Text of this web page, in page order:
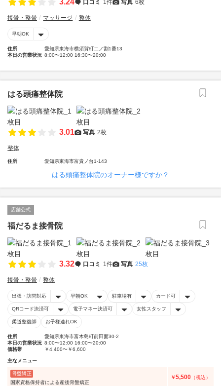
3.24 口コミ 1件 写真 6枚
接骨・整骨 マッサージ 整体
早朝OK
住所
愛知県東海市横須賀町二ノ割1番13
本日の営業状況 8:00〜12:00 16:30〜20:00
はる頭痛整体院
3.01 写真 2枚
整体
住所 愛知県東海市富貴ノ台1-143
はる頭痛整体院のオーナー様ですか？
店舗公式
福だるま接骨院
3.32 口コミ 1件 写真 25枚
接骨・整骨 整体
出張・訪問対応 早朝OK 駐車場有 カード可
QRコード決済可 電子マネー決済可 女性スタッフ
柔道整復師 お子様連れOK
住所
愛知県東海市富木島町前田面30-2
本日の営業状況 8:00〜12:00 16:00〜20:00
価格帯
￥4,400〜￥6,600
主なメニュー
骨盤矯正
国家資格保持者による産後骨盤矯正
￥5,500 （税込）